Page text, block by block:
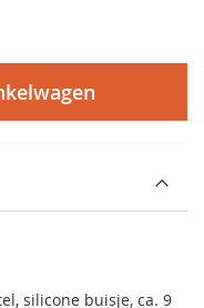
silicone buisje, ca. 9